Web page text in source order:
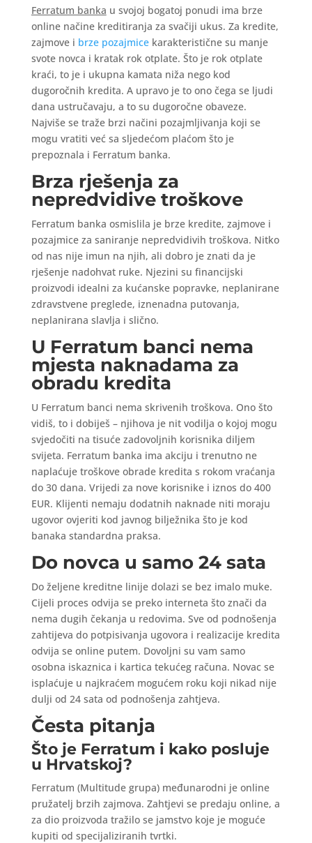
Ferratum banka u svojoj bogatoj ponudi ima brze
online načine kreditiranja za svačiji ukus. Za kredite,
zajmove i brze pozajmicekarakteristične su manje
svote novca i kratak rok otplate. Što je rok otplate
kraći, to je i ukupna kamata niža nego kod
dugoročnih kredita. A upravo je to ono čega se ljudi
dana ustručavaju, a to su dugoročne obaveze.
Najviše se traže brzi načini pozajmljivanja koji se
mogu vratiti već sa sljedećom plaćom što je
prepoznala i Ferratum banka.
Brza rješenja za
nepredvidive troškove
Ferratum banka osmislila je brze kredite, zajmove i
pozajmice za saniranje nepredvidivih troškova. Nitko
od nas nije imun na njih, ali dobro je znati da je
rješenje nadohvat ruke. Njezini su financijski
proizvodi idealni za kućanske popravke, neplanirane
zdravstvene preglede, iznenadna putovanja,
neplanirana slavlja i slično.
U Ferratum banci nema
mjesta naknadama za
obradu kredita
U Ferratum banci nema skrivenih troškova. Ono što
vidiš, to i dobiješ – njihova je nit vodilja o kojoj mogu
svjedočiti na tisuće zadovoljnih korisnika diljem
svijeta. Ferratum banka ima akciju i trenutno ne
naplaćuje troškove obrade kredita s rokom vraćanja
do 30 dana. Vrijedi za nove korisnike i iznos do 400
EUR. Klijenti nemaju dodatnih naknade niti moraju
ugovor ovjeriti kod javnog bilježnika što je kod
banaka standardna praksa.
Do novca u samo 24 sata
Do željene kreditne linije dolazi se bez imalo muke.
Cijeli proces odvija se preko interneta što znači da
nema dugih čekanja u redovima. Sve od podnošenja
zahtijeva do potpisivanja ugovora i realizacije kredita
odvija se online putem. Dovoljni su vam samo
osobna iskaznica i kartica tekućeg računa. Novac se
isplaćuje u najkraćem mogućem roku koji nikad nije
dulji od 24 sata od podnošenja zahtjeva.
Česta pitanja
Što je Ferratum i kako posluje
u Hrvatskoj?
Ferratum (Multitude grupa) međunarodni je online
pružatelj brzih zajmova. Zahtjevi se predaju online, a
za dio proizvoda tražilo se jamstvo koje je moguće
kupiti od specijaliziranih tvrtki.